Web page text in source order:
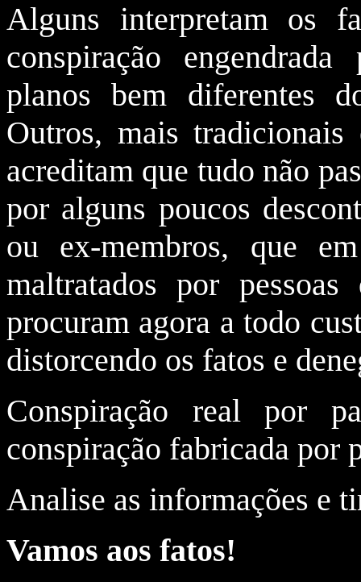
Alguns interpretam os
conspiração
planos bem diferentes
Outros, mais
acreditam que tudo não
por alguns poucos
ou ex-membros, que
maltratados por
procuram agora a todo
distorcendo os fatos e
Conspiração real por
conspiração fabricada por
Analise as informações e
Vamos aos fatos!